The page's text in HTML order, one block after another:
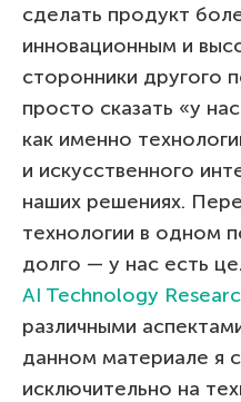
сделать продукт
инновационным и
сторонники другого
просто сказать «у
как именно
и искусственного
наших решениях.
технологии в одном
долго — у нас есть
AI Technology
различными
данном материале я
исключительно на